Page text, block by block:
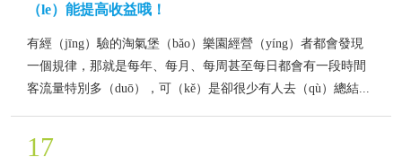
（le）能提高收益哦！
有經（jīng）驗的淘氣堡（bǎo）樂園經營（yíng）者都會發現
一個規律，那就是每年、每月、每周甚至每日都會有一段時間
客流量特別多（duō），可（kě）是卻很少有人去（qù）總結...
17